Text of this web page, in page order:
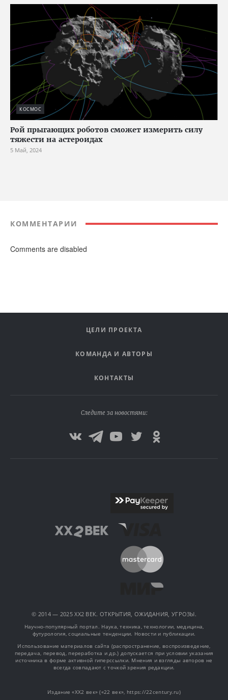
КОСМОС
Рой прыгающих роботов сможет измерить силу
тяжести на астероидах
5 Май, 2024
КОММЕНТАРИИ
Comments are disabled
ЦЕЛИ ПРОЕКТА
КОМАНДА И АВТОРЫ
КОНТАКТЫ
Следите за новостями:
© 2014 — 2025 XX2 ВЕК. ОТКРЫТИЯ, ОЖИДАНИЯ, УГРОЗЫ.
Научно-популярный портал. Наука, техника, технологии, медицина,
футурология, социальные тенденции. Новости и публикации.
Использование материалов сайта (распространение, воспроизведение,
передача, перевод, переработка и др.) допускается при условии указания
источника в форме активной гиперссылки. Мнения и взгляды авторов не
всегда совпадают с точкой зрения редакции.
Издание «XX2 век» («22 век», https://22century.ru)